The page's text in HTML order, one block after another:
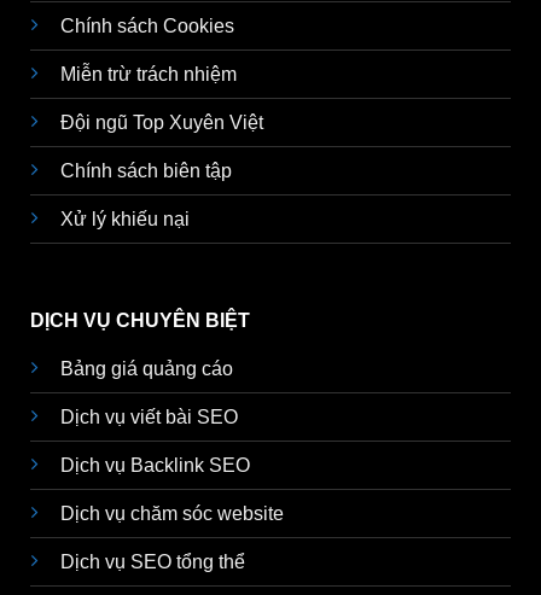
Chính sách Cookies
Miễn trừ trách nhiệm
Đội ngũ Top Xuyên Việt
Chính sách biên tập
Xử lý khiếu nại
DỊCH VỤ CHUYÊN BIỆT
Bảng giá quảng cáo
Dịch vụ viết bài SEO
Dịch vụ Backlink SEO
Dịch vụ chăm sóc website
Dịch vụ SEO tổng thể